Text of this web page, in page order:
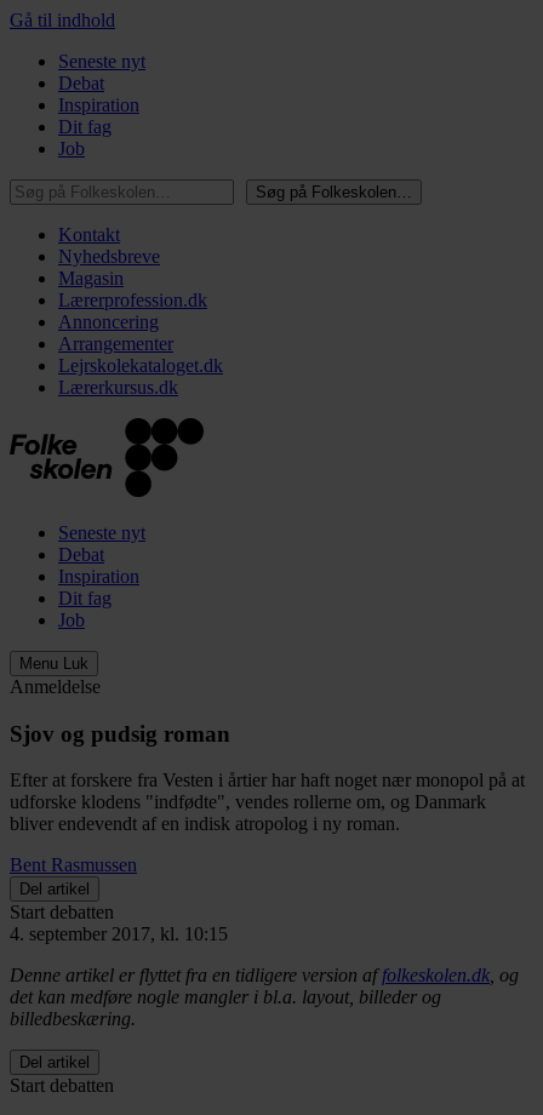
Gå til indhold
Seneste nyt
Debat
Inspiration
Dit fag
Job
Søg på Folkeskolen…
Søg på Folkeskolen…
Kontakt
Nyhedsbreve
Magasin
Lærerprofession.dk
Annoncering
Arrangementer
Lejrskolekataloget.dk
Lærerkursus.dk
Seneste nyt
Debat
Inspiration
Dit fag
Job
Menu Luk
Anmeldelse
Sjov og pudsig roman
Efter at forskere fra Vesten i årtier har haft noget nær monopol på at
udforske klodens "indfødte", vendes rollerne om, og Danmark
bliver endevendt af en indisk atropolog i ny roman.
Bent Rasmussen
Del artikel
Start debatten
4. september 2017, kl. 10:15
Denne artikel er flyttet fra en tidligere version affolkeskolen.dk, og
det kan medføre nogle mangler i bl.a. layout, billeder og
billedbeskæring.
Del artikel
Start debatten